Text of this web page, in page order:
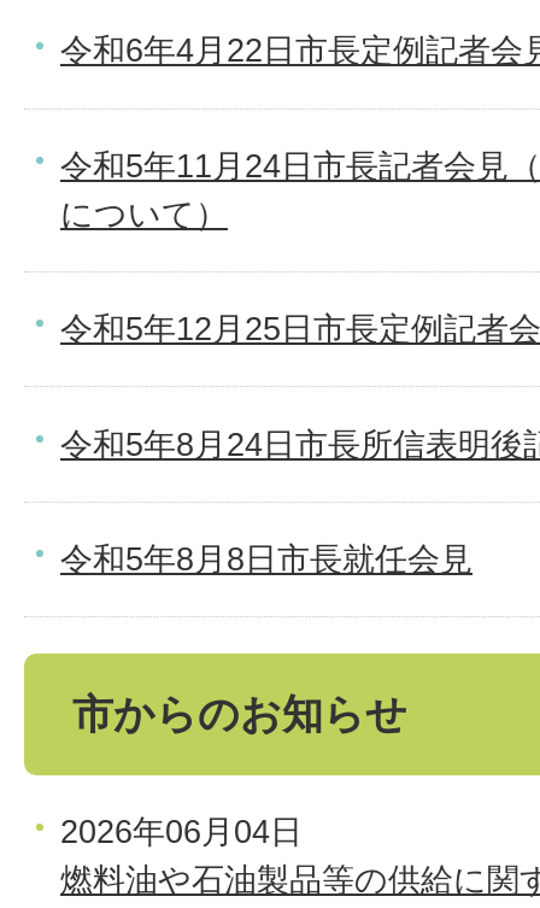
令和6年4月22日市長定例記者会
令和5年11月24日市長記者会見
について）
令和5年12月25日市長定例記者
令和5年8月24日市長所信表明後
令和5年8月8日市長就任会見
市からのお知らせ
2026年06月04日
燃料油や石油製品等の供給に関